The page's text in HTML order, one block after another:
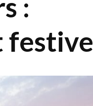
festive